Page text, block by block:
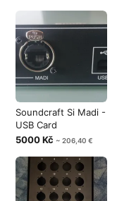
Soundcraft Si Madi -
USB Card
5000 Kč ~ 206,40 €